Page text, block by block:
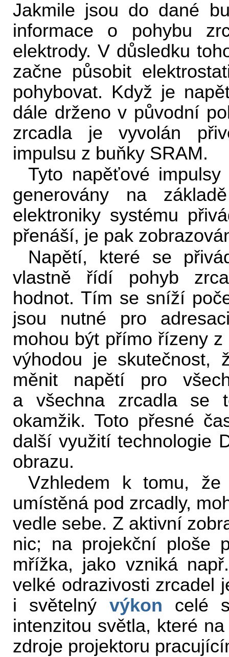
Jakmile jsou do dané
informace o pohybu
elektrody. V důsledku
začne působit
pohybovat. Když je
dále drženo v původní
zrcadla je vyvolán
impulsu z buňky SRAM.
Tyto napěťové
generovány na
elektroniky systému
přenáší, je pak
Napětí, které se
vlastně řídí pohyb
hodnot. Tím se sníží
jsou nutné pro
mohou být přímo řízeny
výhodou je skutečnost,
měnit napětí pro
a všechna zrcadla se
okamžik. Toto přesné
další využití technologie
obrazu.
Vzhledem k tomu,
umístěná pod zrcadly,
vedle sebe. Z aktivní
nic; na projekční ploše
mřížka, jako vzniká
velké odrazivosti zrcadel
i světelný výkon celé
intenzitou světla, které
zdroje projektoru